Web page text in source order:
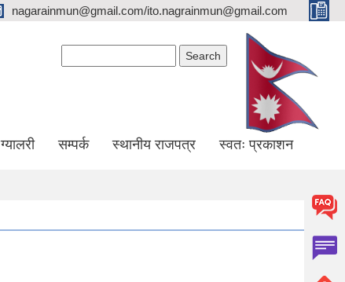
nagarainmun@gmail.com/ito.nagrainmun@gmail.com
ग्यालरी सम्पर्क स्थानीय राजपत्र स्वतः प्रकाशन